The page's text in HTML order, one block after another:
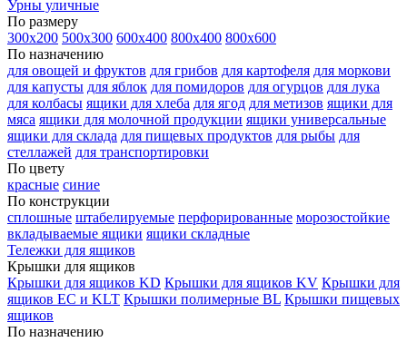
Урны уличные
По размеру
300х200 500х300 600х400 800х400 800х600
По назначению
для овощей и фруктов для грибов для картофеля для моркови
для капусты для яблок для помидоров для огурцов для лука
для колбасы ящики для хлеба для ягод для метизов ящики для
мяса ящики для молочной продукции ящики универсальные
ящики для склада для пищевых продуктов для рыбы для
стеллажей для транспортировки
По цвету
красные синие
По конструкции
сплошные штабелируемые перфорированные морозостойкие
вкладываемые ящики ящики складные
Тележки для ящиков
Крышки для ящиков
Крышки для ящиков KD Крышки для ящиков KV Крышки для
ящиков EC и KLT Крышки полимерные BL Крышки пищевых
ящиков
По назначению